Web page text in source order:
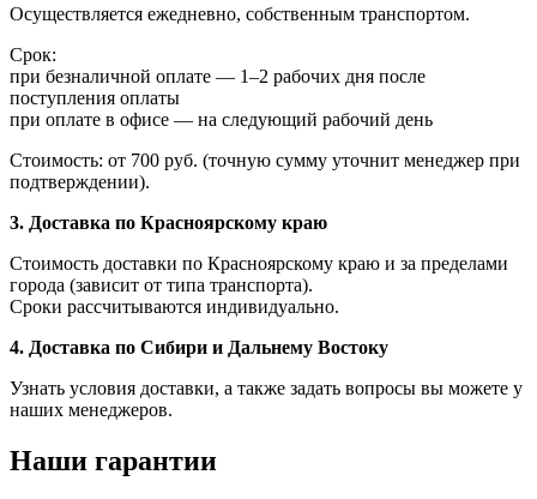
Осуществляется ежедневно, собственным транспортом.
Срок:
при безналичной оплате — 1–2 рабочих дня после
поступления оплаты
при оплате в офисе — на следующий рабочий день
Стоимость: от 700 руб. (точную сумму уточнит менеджер при
подтверждении).
3. Доставка по Красноярскому краю
Стоимость доставки по Красноярскому краю и за пределами
города (зависит от типа транспорта).
Сроки рассчитываются индивидуально.
4. Доставка по Сибири и Дальнему Востоку
Узнать условия доставки, а также задать вопросы вы можете у
наших менеджеров.
Наши гарантии